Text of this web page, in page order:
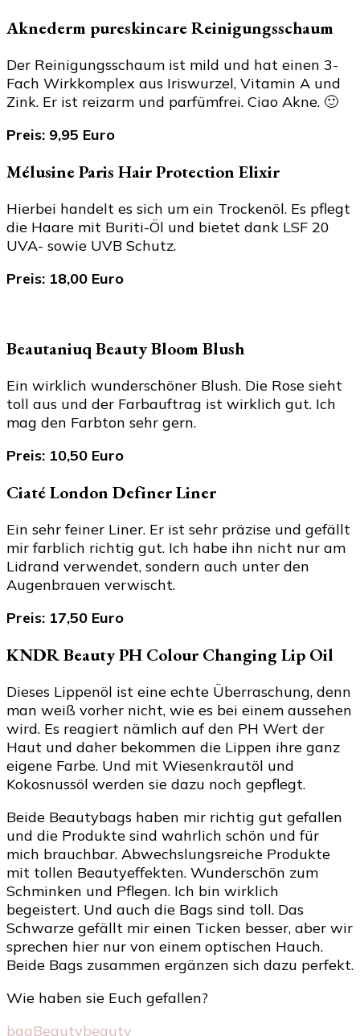
Aknederm pureskincare Reinigungsschaum
Der Reinigungsschaum ist mild und hat einen 3-
Fach Wirkkomplex aus Iriswurzel, Vitamin A und
Zink. Er ist reizarm und parfümfrei. Ciao Akne. 🙂
Preis: 9,95 Euro
Mélusine Paris Hair Protection Elixir
Hierbei handelt es sich um ein Trockenöl. Es pflegt
die Haare mit Buriti-Öl und bietet dank LSF 20
UVA- sowie UVB Schutz.
Preis: 18,00 Euro
Beautaniuq Beauty Bloom Blush
Ein wirklich wunderschöner Blush. Die Rose sieht
toll aus und der Farbauftrag ist wirklich gut. Ich
mag den Farbton sehr gern.
Preis: 10,50 Euro
Ciaté London Definer Liner
Ein sehr feiner Liner. Er ist sehr präzise und gefällt
mir farblich richtig gut. Ich habe ihn nicht nur am
Lidrand verwendet, sondern auch unter den
Augenbrauen verwischt.
Preis: 17,50 Euro
KNDR Beauty PH Colour Changing Lip Oil
Dieses Lippenöl ist eine echte Überraschung, denn
man weiß vorher nicht, wie es bei einem aussehen
wird. Es reagiert nämlich auf den PH Wert der
Haut und daher bekommen die Lippen ihre ganz
eigene Farbe. Und mit Wiesenkrautöl und
Kokosnussöl werden sie dazu noch gepflegt.
Beide Beautybags haben mir richtig gut gefallen
und die Produkte sind wahrlich schön und für
mich brauchbar. Abwechslungsreiche Produkte
mit tollen Beautyeffekten. Wunderschön zum
Schminken und Pflegen. Ich bin wirklich
begeistert. Und auch die Bags sind toll. Das
Schwarze gefällt mir einen Ticken besser, aber wir
sprechen hier nur von einem optischen Hauch.
Beide Bags zusammen ergänzen sich dazu perfekt.
Wie haben sie Euch gefallen?
bagBeautybeauty